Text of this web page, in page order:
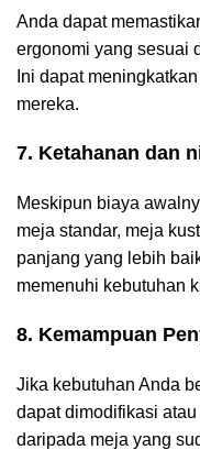
Anda dapat
ergonomi yang sesuai
Ini dapat
mereka.
7. Ketahanan dan
Meskipun biaya
meja standar, meja
panjang yang lebih
memenuhi kebutuhan
8. Kemampuan
Jika kebutuhan Anda
dapat dimodifikasi
daripada meja yang